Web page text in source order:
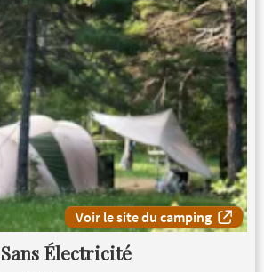
Voir le site du camping
Électricité